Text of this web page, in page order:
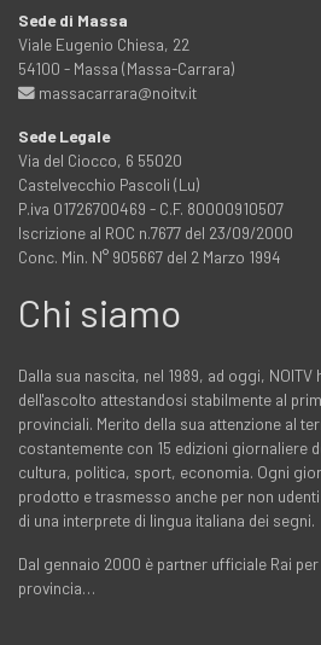
Sede di Massa
Viale Eugenio Chiesa, 22
54100 - Massa (Massa-Carrara)
massacarrara@noitv.it
Sede Legale
Via del Ciocco, 6 55020
Castelvecchio Pascoli (Lu)
P.iva 01726700469 - C.F. 80000910507
Iscrizione al ROC n.7677 del 23/09/2000
Conc. Min. N° 905667 del 2 Marzo 1994
Chi siamo
Dalla sua nascita, nel 1989, ad oggi,
dell'ascolto attestandosi stabilmente al
provinciali. Merito della sua attenzione al
costantemente con 15 edizioni giornaliere
cultura, politica, sport, economia. Ogni
prodotto e trasmesso anche per non
di una interprete di lingua italiana dei segni.
Dal gennaio 2000 è partner ufficiale Rai
provincia…